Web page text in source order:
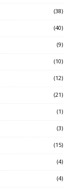
(38)
(40)
(9)
(10)
(12)
(21)
(1)
(3)
(15)
(4)
(4)